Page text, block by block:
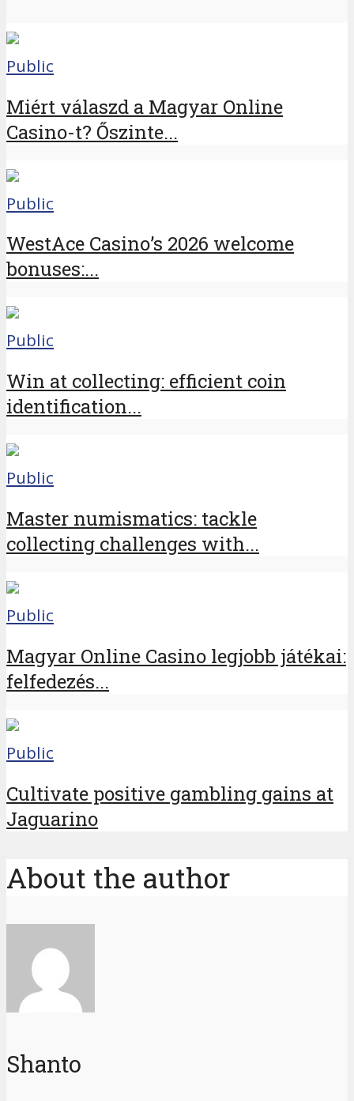
Public
Miért válaszd a Magyar Online
Casino-t? Őszinte...
Public
WestAce Casino’s 2026 welcome
bonuses:...
Public
Win at collecting: efficient coin
identification...
Public
Master numismatics: tackle
collecting challenges with...
Public
Magyar Online Casino legjobb játékai:
felfedezés...
Public
Cultivate positive gambling gains at
Jaguarino
About the author
Shanto